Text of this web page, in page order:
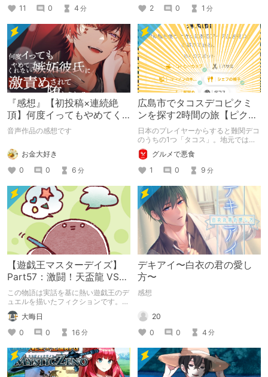
11
0 4 分
2
0 1 分
『感想』【初投稿×連続絶
頂】何度イってもやめてく
れない嫉妬彼氏に激責めさ
音声作品の感想です
お金大好き
0
0 6 分
広島市でタコスデコピクミ
ンを探す2時間の旅【ピクミ
ンブルーム / Pikmin
Bloom】
日本のプレイヤーからすると難関デコ
のうちの1つ「タコス」。地元では見
つけられなかった男が広島で探す旅を
お送りします。ねくすと5月のテーマ
「お出かけの記録」。
グルメで悪食
1
0 9 分
【遊戯王マスターデイズ】
Part57：激闘！天盃龍 VS
千年D【架空デュエル】
この物語は実話を基に熱い遊戯王のデ
ュエルを描いたフィクションです。
（自分用メモ：2025-05-14）
大晦日
0
0 16 分
デキアイ〜白衣の君の愛し
方〜
感想
20
0
0 4 分